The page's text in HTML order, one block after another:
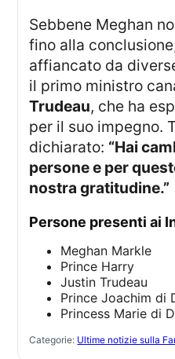
Sebbene Meghan non fosse presente
fino alla
affiancato da
il primo ministro
Trudeau, che ha
per il suo impegno.
dichiarato: “Hai
persone e per
nostra gratitudine.”
Persone presenti ai
Meghan Markle
Prince Harry
Justin Trudeau
Prince Joachim di
Princess Marie di
Categorie: Ultime notizie sulla